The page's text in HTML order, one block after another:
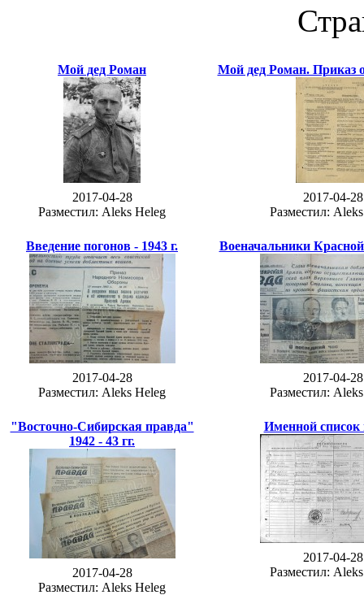
Мой дед Роман
2017-04-28
Разместил: Aleks Heleg
Мой дед Роман. Приказ
2017-04-28
Разместил:
Введение погонов - 1943 г.
2017-04-28
Разместил: Aleks Heleg
Военачальники
2017-04-28
Разместил:
"Восточно-Сибирская правда"
1942 - 43 гг.
2017-04-28
Разместил: Aleks Heleg
Именной список
2017-04-28
Разместил: